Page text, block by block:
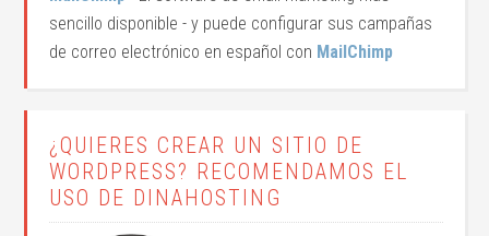
sencillo disponible - y puede configurar sus campañas
de correo electrónico en español con MailChimp
¿QUIERES CREAR UN SITIO DE
WORDPRESS? RECOMENDAMOS EL
USO DE DINAHOSTING